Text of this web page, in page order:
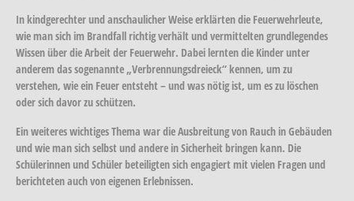
In kindgerechter und anschaulicher Weise erklärten die Feuerwehrleute,
wie man sich im Brandfall richtig verhält und vermittelten grundlegendes
Wissen über die Arbeit der Feuerwehr. Dabei lernten die Kinder unter
anderem das sogenannte „Verbrennungsdreieck“ kennen, um zu
verstehen, wie ein Feuer entsteht – und was nötig ist, um es zu löschen
oder sich davor zu schützen.
Ein weiteres wichtiges Thema war die Ausbreitung von Rauch in Gebäuden
und wie man sich selbst und andere in Sicherheit bringen kann. Die
Schülerinnen und Schüler beteiligten sich engagiert mit vielen Fragen und
berichteten auch von eigenen Erlebnissen.